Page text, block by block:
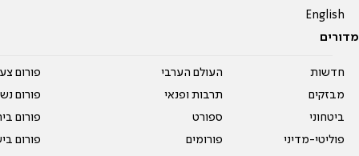
English
מדורים
חדשות
מבזקים
ביטחוני
פוליטי-מדיני
העולם הערבי
תרבות ופנאי
ספורט
פורומים
פורום
פורום
פורום
פורום